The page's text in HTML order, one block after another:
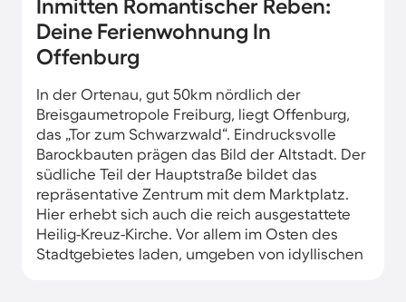
Inmitten Romantischer Reben:
Deine Ferienwohnung In
Offenburg
In der Ortenau, gut 50km nördlich der
Breisgaumetropole Freiburg, liegt Offenburg,
das „Tor zum Schwarzwald“. Eindrucksvolle
Barockbauten prägen das Bild der Altstadt. Der
südliche Teil der Hauptstraße bildet das
repräsentative Zentrum mit dem Marktplatz.
Hier erhebt sich auch die reich ausgestattete
Heilig-Kreuz-Kirche. Vor allem im Osten des
Stadtgebietes laden, umgeben von idyllischen